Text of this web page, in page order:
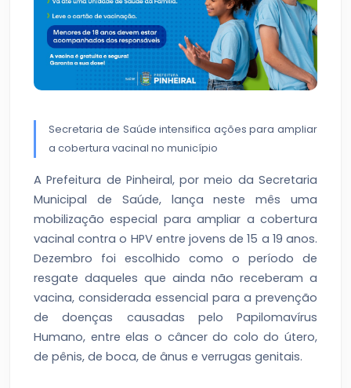
Secretaria de Saúde intensifica ações para ampliar
a cobertura vacinal no município
A Prefeitura de Pinheiral, por meio da Secretaria
Municipal de Saúde, lança neste mês uma
mobilização especial para ampliar a cobertura
vacinal contra o HPV entre jovens de 15 a 19 anos.
Dezembro foi escolhido como o período de
resgate daqueles que ainda não receberam a
vacina, considerada essencial para a prevenção
de doenças causadas pelo Papilomavírus
Humano, entre elas o câncer do colo do útero,
de pênis, de boca, de ânus e verrugas genitais.